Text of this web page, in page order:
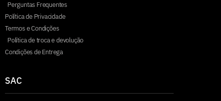
Perguntas Frequentes
Política de Privacidade
Termos e Condições
Política de troca e devolução
Condições de Entrega
SAC